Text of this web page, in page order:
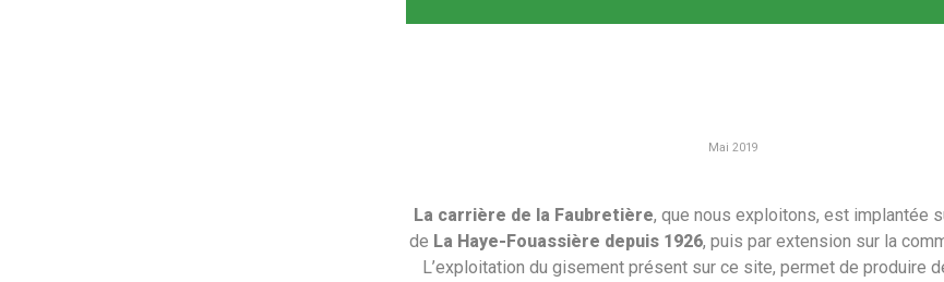
Mai 2019
La carrière de la Faubretière, que nous exploitons, est implantée
de La Haye-Fouassière depuis 1926, puis par extension sur la
L’exploitation du gisement présent sur ce site, permet de produire